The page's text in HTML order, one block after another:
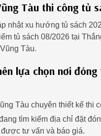
Tàu thi công tủ
nhật xu hướng tủ sách
tủ sách 08/2026 tại
Tàu.
lựa chọn nơi
Tàu chuyên thiết kế thi
tìm kiếm địa chỉ đặt
tư vấn và báo giá.